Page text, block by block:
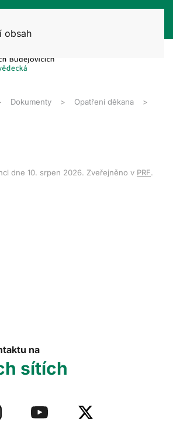
obsah
Dokumenty Opatření děkana
dne 10. srpen 2026. Zveřejněno v PRF.
na
sítích